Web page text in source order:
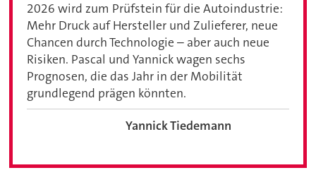
2026 wird zum Prüfstein für die Autoindustrie:
Mehr Druck auf Hersteller und Zulieferer, neue
Chancen durch Technologie – aber auch neue
Risiken. Pascal und Yannick wagen sechs
Prognosen, die das Jahr in der Mobilität
grundlegend prägen könnten.
Yannick Tiedemann